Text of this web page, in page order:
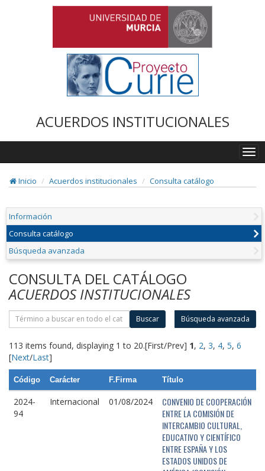
ACUERDOS INSTITUCIONALES
Inicio
Acuerdos institucionales Consulta catálogo
Información
Consulta catálogo
Búsqueda avanzada
CONSULTA DEL CATÁLOGO
ACUERDOS INSTITUCIONALES
Buscar Búsqueda avanzada
113 items found, displaying 1 to 20.[First/Prev] 1, 2, 3, 4, 5, 6
[Next/Last]
Código Carácter F.Firma Título
2024-
94
Internacional 01/08/2024
CONVENIO DE COOPERACIÓN
ENTRE LA COMISIÓN DE
INTERCAMBIO CULTURAL,
EDUCATIVO Y CIENTÍFICO
ENTRE ESPAÑA Y LOS
ESTADOS UNIDOS DE